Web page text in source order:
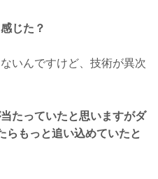
じた？
いんですけど、技術が異次
たっていたと思いますがダ
らもっと追い込めていたと